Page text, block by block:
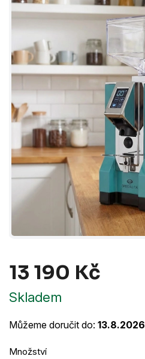
13 190 Kč
Skladem
Můžeme doručit do: 13.8.2026